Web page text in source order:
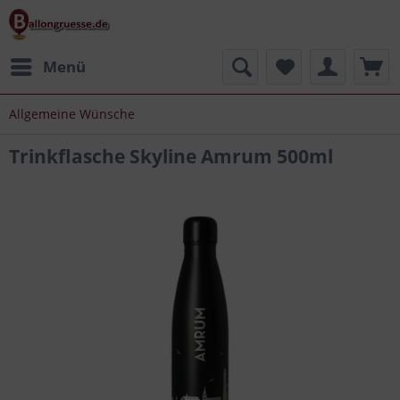
Menü
Allgemeine Wünsche
Trinkflasche Skyline Amrum 500ml